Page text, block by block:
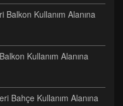
Kullanım Alanına
Kullanım Alanına
Bahçe Kullanım Alanına